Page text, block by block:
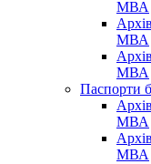
МВА
МВА
МВА
Паспорти
МВА
МВА